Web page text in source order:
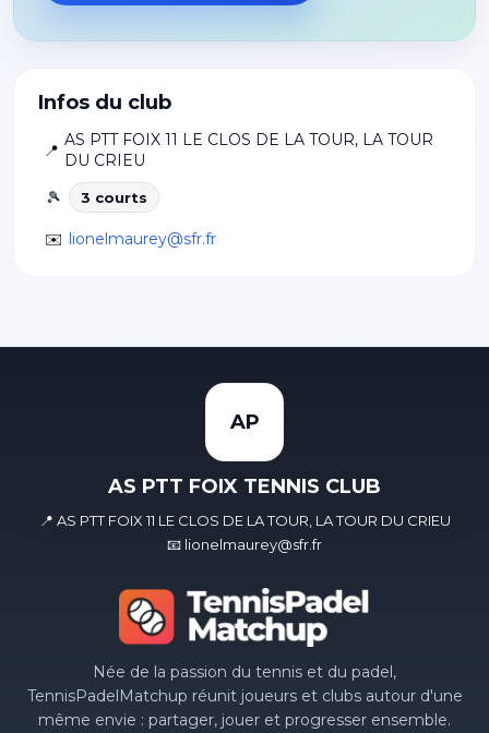
Infos du club
📍
AS PTT FOIX 11 LE CLOS DE LA TOUR, LA TOUR
DU CRIEU
🎾
3 courts
✉️ lionelmaurey@sfr.fr
AP
AS PTT FOIX TENNIS CLUB
📍 AS PTT FOIX 11 LE CLOS DE LA TOUR, LA TOUR DU CRIEU
📧 lionelmaurey@sfr.fr
Née de la passion du tennis et du padel,
TennisPadelMatchup réunit joueurs et clubs autour d'une
même envie : partager, jouer et progresser ensemble.